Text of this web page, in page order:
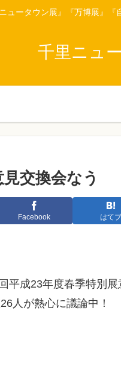
ニュータウン展』『万博展』
千里ニュ
交換会なう
Facebook はてブ
平成23年度春季特別展
人が熱心に議論中！